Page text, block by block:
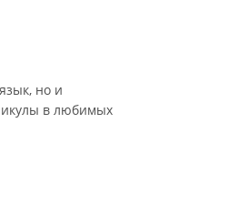
но и
в любимых